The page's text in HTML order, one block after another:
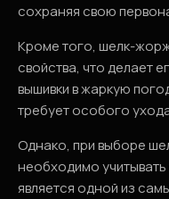
сохраняя свою
Кроме того, шелк-
свойства, что делает
вышивки в жаркую
требует особого
Однако, при выборе
необходимо
является одной из